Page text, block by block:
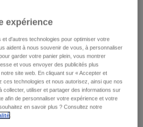
expérience
et d'autres technologies pour optimiser votre
aident à nous souvenir de vous, à personnaliser
garder votre panier plein, vous montrer
et vous envoyer des publicités plus
site web. En cliquant sur « Accepter et
ces technologies et nous autorisez, ainsi que nos
collecter, utiliser et partager des informations sur
afin de personnaliser votre expérience et votre
en savoir plus ? Consultez notre
.